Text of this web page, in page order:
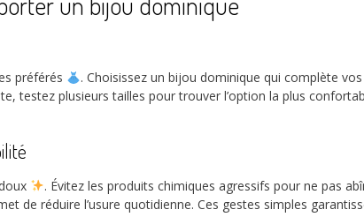
préférés
. Choisissez un bijou dominique qui complète
testez plusieurs tailles pour trouver l’option la plus
. Évitez les produits chimiques agressifs pour ne pas
de réduire l’usure quotidienne. Ces gestes simples